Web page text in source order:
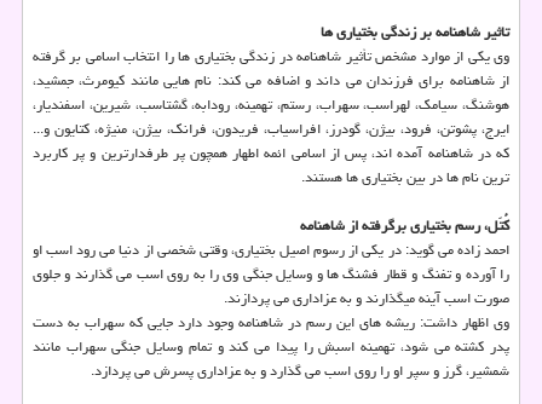
تاثیر شاهنامه بر زندگی بختیاری ها
وی یکی از موارد مشخص تأثیر شاهنامه در زندگی بختیاری ها را انتخاب اسامی بر گرفته
از شاهنامه برای فرزندان می داند و اضافه می کند: نام هایی مانند کیومرث، جمشید،
هوشنگ، سیامک، لهراسب، سهراب، رستم، تهمینه، رودابه، گشتاسب، شیرین، اسفندیار،
ایرج، پشوتن، فرود، بیژن، گودرز، افراسیاب، فریدون، فرانک، بیژن، منیژه، کتایون و...
که در شاهنامه آمده اند، پس از اسامی ائمه اطهار همچون پر طرفدارترین و پر کاربرد
ترین نام ها در بین بختیاری ها هستند.
کُتَل، رسم بختیاری برگرفته از شاهنامه
احمد زاده می گوید: در یکی از رسوم اصیل بختیاری، وقتی شخصی از دنیا می رود اسب او
را آورده و تفنگ و قطار فشنگ ها و وسایل جنگی وی را به روی اسب می گذارند و جلوی
صورت اسب آینه میگذارند و به عزاداری می پردازند.
وی اظهار داشت: ریشه های این رسم در شاهنامه وجود دارد جایی که سهراب به دست
پدر کشته می شود، تهمینه اسبش را پیدا می کند و تمام وسایل جنگی سهراب مانند
شمشیر، گرز و سپر او را روی اسب می گذارد و به عزاداری پسرش می پردازد.